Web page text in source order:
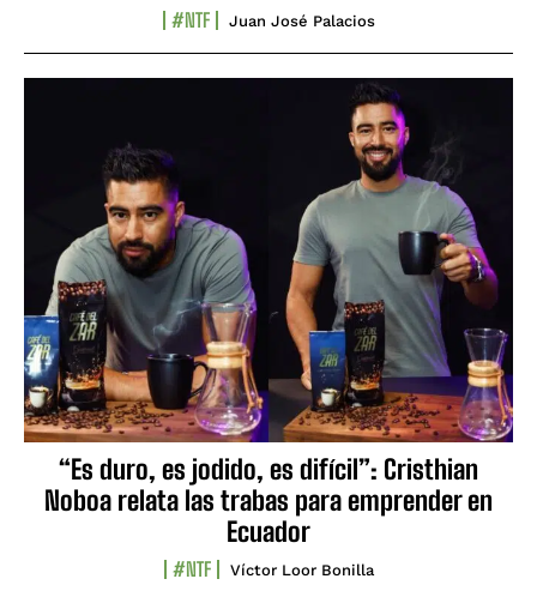
#NTF Juan José Palacios
“Es duro, es jodido, es difícil”: Cristhian
Noboa relata las trabas para emprender en
Ecuador
#NTF Víctor Loor Bonilla